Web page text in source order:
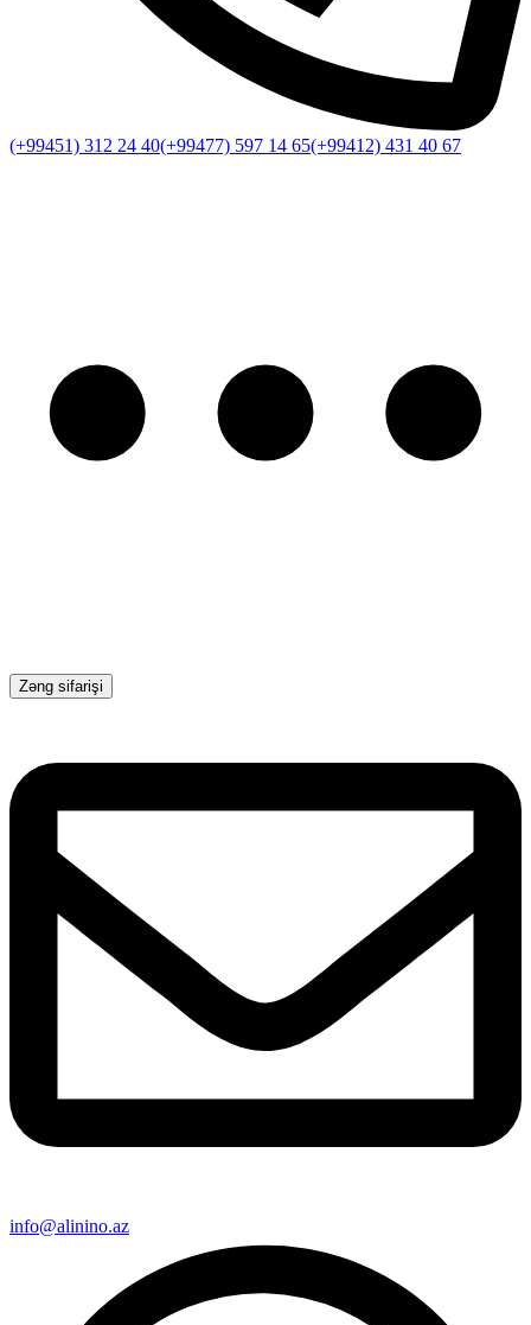
(+99451) 312 24 40(+99477) 597 14 65(+99412) 431 40 67
Zəng sifarişi
info@alinino.az